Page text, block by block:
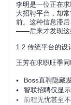
李明是一位正在
大招聘平台，却
前。这种信息滞
——后来才发现这
1.2 传统平台的设
王芳在求职旺季
Boss直聘隐藏
智联招聘仅显
前程无忧甚至